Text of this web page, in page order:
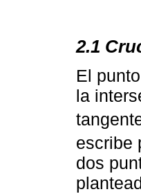
2.1
El
la
escribe
dos